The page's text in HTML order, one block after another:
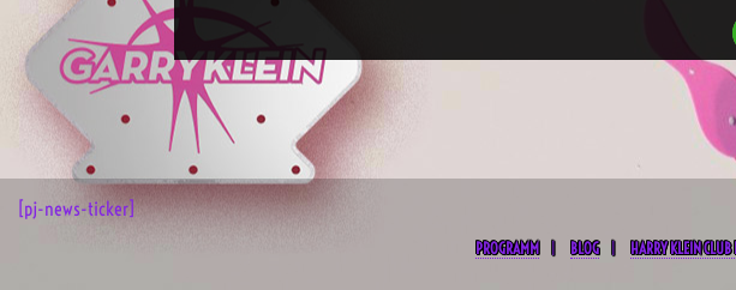
[pj-news-ticker]
PROGRAMM BLOG HARRY KLEIN CLUB